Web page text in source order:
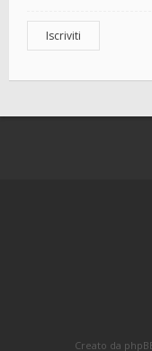
Iscriviti
Creato da